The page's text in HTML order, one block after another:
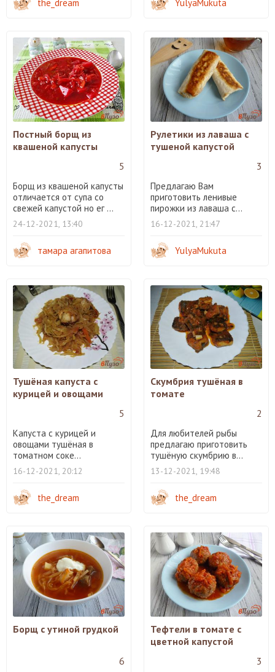
the_dream YulyaMukuta
Постный борщ из
квашеной капусты
5
Борщ из квашеной капусты
отличается от супа со
свежей капустой но ег ...
24-12-2021, 13:40
тамара агапитова
Рулетики из лаваша с
тушеной капустой
3
Предлагаю Вам
приготовить ленивые
пирожки из лаваша с...
16-12-2021, 21:47
YulyaMukuta
Тушёная капуста с
курицей и овощами
5
Капуста с курицей и
овощами тушёная в
томатном соке...
16-12-2021, 20:12
the_dream
Скумбрия тушёная в
томате
2
Для любителей рыбы
предлагаю приготовить
тушёную скумбрию в...
13-12-2021, 19:48
the_dream
Борщ с утиной грудкой
6
Тефтели в томате с
цветной капустой
3